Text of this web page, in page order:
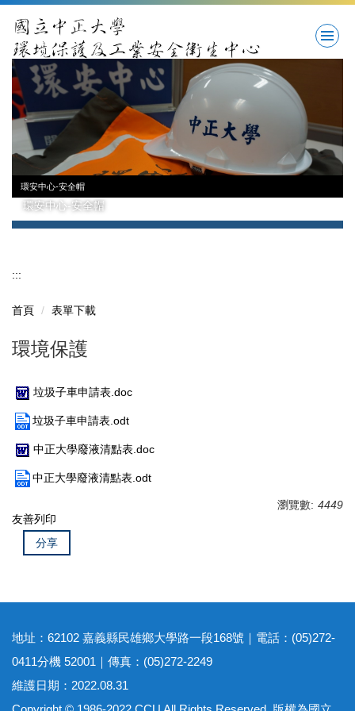
到
主
要
內
容
區
環安中心-安全帽
環安中心-安全帽
:::
首頁 表單下載
環境保護
垃圾子車申請表.doc
垃圾子車申請表.odt
中正大學廢液清點表.doc
中正大學廢液清點表.odt
瀏覽數: 4449
友善列印
分享
地址：62102 嘉義縣民雄鄉大學路一段168號｜電話：(05)272-
0411分機 52001｜傳真：(05)272-2249
維護日期：2022.08.31